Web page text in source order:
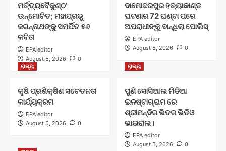
ମର୍ତ୍ତ୍ୟବୈକୁଣ୍ଠ’
ଉନ୍ମୋଚିତ; ମହାପ୍ରଭୁ
ଜଗନ୍ନାଥଙ୍କୁ ସମର୍ପିତ ୫୬
କବିତା
EPA editor
August 5, 2026
0
ଦାମୋଦରପୁର ହତ୍ୟାକାଣ୍ଡ
ଘଟଣାର 72 ଘଣ୍ଟା ପରେ
ଅପରାଧୀଙ୍କୁ ବାନ୍ଧିଲା ପୋଲିସ୍
EPA editor
August 5, 2026
0
ରାଜ୍ୟ
କୃଷି ପ୍ରଶିକ୍ଷିଣ ସଚେତନତା
କାର୍ଯ୍ୟକ୍ରମ
EPA editor
August 5, 2026
0
ରାଜ୍ୟ
ପୁଣି ସୋସିଆଲ ମିଡିଆ
ଇନଷ୍ଟାଗ୍ରାମ ରେ
ଶ୍ରୀମନ୍ଦିର ଭିତର ଭିଡିଓ
ଭାଇରାଲ।
EPA editor
August 5, 2026
0